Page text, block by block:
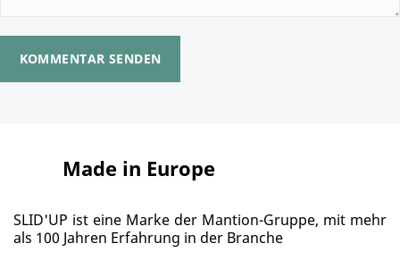
KOMMENTAR SENDEN
Made in Europe
SLID'UP ist eine Marke der Mantion-Gruppe, mit mehr
als 100 Jahren Erfahrung in der Branche